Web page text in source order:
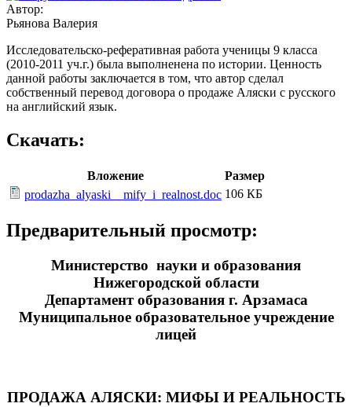
Автор:
Рьянова Валерия
Исследовательско-реферативная работа ученицы 9 класса
(2010-2011 уч.г.) была выполненена по истории. Ценность
данной работы заключается в том, что автор сделал
собственный перевод договора о продаже Аляски с русского
на английский язык.
Скачать:
Вложение
Размер
prodazha_alyaski__mify_i_realnost.doc 106 КБ
Предварительный просмотр:
Министерство науки и образования
Нижегородской области
Департамент образования г. Арзамаса
Муниципальное образовательное учреждение
лицей
ПРОДАЖА АЛЯСКИ: МИФЫ И РЕАЛЬНОСТЬ